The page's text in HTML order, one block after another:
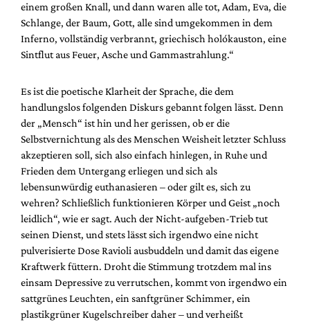
einem großen Knall, und dann waren alle tot, Adam, Eva, die
Schlange, der Baum, Gott, alle sind umgekommen in dem
Inferno, vollständig verbrannt, griechisch holókauston, eine
Sintflut aus Feuer, Asche und Gammastrahlung.“
Es ist die poetische Klarheit der Sprache, die dem
handlungslos folgenden Diskurs gebannt folgen lässt. Denn
der „Mensch“ ist hin und her gerissen, ob er die
Selbstvernichtung als des Menschen Weisheit letzter Schluss
akzeptieren soll, sich also einfach hinlegen, in Ruhe und
Frieden dem Untergang erliegen und sich als
lebensunwürdig euthanasieren – oder gilt es, sich zu
wehren? Schließlich funktionieren Körper und Geist „noch
leidlich“, wie er sagt. Auch der Nicht-aufgeben-Trieb tut
seinen Dienst, und stets lässt sich irgendwo eine nicht
pulverisierte Dose Ravioli ausbuddeln und damit das eigene
Kraftwerk füttern. Droht die Stimmung trotzdem mal ins
einsam Depressive zu verrutschen, kommt von irgendwo ein
sattgrünes Leuchten, ein sanftgrüner Schimmer, ein
plastikgrüner Kugelschreiber daher – und verheißt